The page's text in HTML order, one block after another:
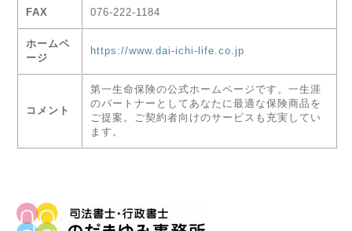
FAX 076-222-1184
ホームペ
ージ
https://www.dai-ichi-life.co.jp
コメント
第一生命保険の公式ホームページです。一生涯
のパートナーとしてあなたに最適な保険商品を
ご提案。ご契約者向けのサービスも充実してい
ます。